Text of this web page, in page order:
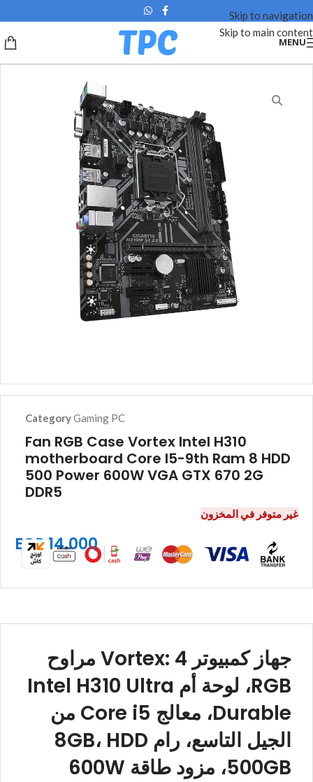
Skip to navigation
Skip to main content
MENU
CategoryGaming PC
Fan RGB Case Vortex Intel H310
motherboard Core I5-9th Ram 8 HDD
500 Power 600W VGA GTX 670 2G
DDR5
EGP14.000
غير متوفر في المخزون
جهاز كمبيوتر Vortex: 4 مراوح
RGB، لوحة أم Intel H310 Ultra
Durable، معالج Core i5 من
الجيل التاسع، رام 8GB، HDD
500GB، مزود طاقة 600W